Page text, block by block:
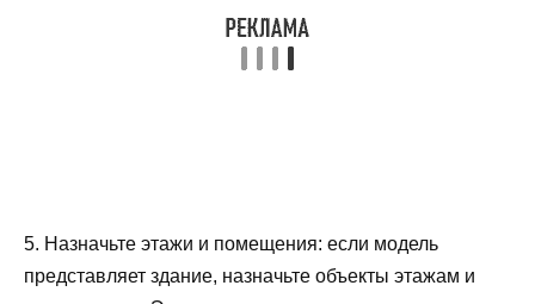
5. Назначьте этажи и помещения: если модель
представляет здание, назначьте объекты этажам и